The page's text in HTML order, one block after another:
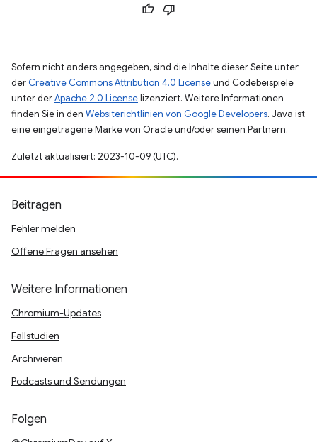
Sofern nicht anders angegeben, sind die Inhalte dieser Seite unter
der Creative Commons Attribution 4.0 Licenseund Codebeispiele
unter derApache 2.0 Licenselizenziert. Weitere Informationen
finden Sie in den Websiterichtlinien von Google Developers. Java ist
eine eingetragene Marke von Oracle und/oder seinen Partnern.
Zuletzt aktualisiert: 2023-10-09 (UTC).
Beitragen
Fehler melden
Offene Fragen ansehen
Weitere Informationen
Chromium-Updates
Fallstudien
Archivieren
Podcasts und Sendungen
Folgen